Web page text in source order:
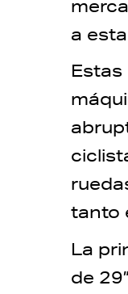
a esta
tanto
La
de